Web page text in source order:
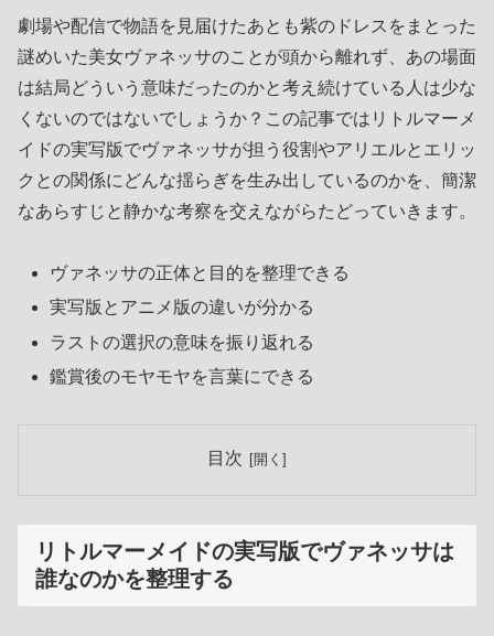
劇場や配信で物語を見届けたあとも紫のドレスをまとった
謎めいた美女ヴァネッサのことが頭から離れず、あの場面
は結局どういう意味だったのかと考え続けている人は少な
くないのではないでしょうか？この記事ではリトルマーメ
イドの実写版でヴァネッサが担う役割やアリエルとエリッ
クとの関係にどんな揺らぎを生み出しているのかを、簡潔
なあらすじと静かな考察を交えながらたどっていきます。
ヴァネッサの正体と目的を整理できる
実写版とアニメ版の違いが分かる
ラストの選択の意味を振り返れる
鑑賞後のモヤモヤを言葉にできる
目次
リトルマーメイドの実写版でヴァネッサは
誰なのかを整理する